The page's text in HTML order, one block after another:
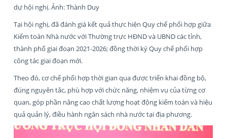
dự hội nghị. Ảnh: Thành Duy
Tại hội nghị, đã đánh giá kết quả thực hiện Quy chế phối hợp giữa
Kiểm toán Nhà nước với Thường trực HĐND và UBND các tỉnh,
thành phố giai đoạn 2021-2026; đồng thời ký Quy chế phối hợp
công tác giai đoạn mới.
Theo đó, cơ chế phối hợp thời gian qua được triển khai đồng bộ,
đúng nguyên tắc, phù hợp với chức năng, nhiệm vụ của từng cơ
quan, góp phần nâng cao chất lượng hoạt động kiểm toán và hiệu
quả quản lý, điều hành ngân sách nhà nước tại địa phương.